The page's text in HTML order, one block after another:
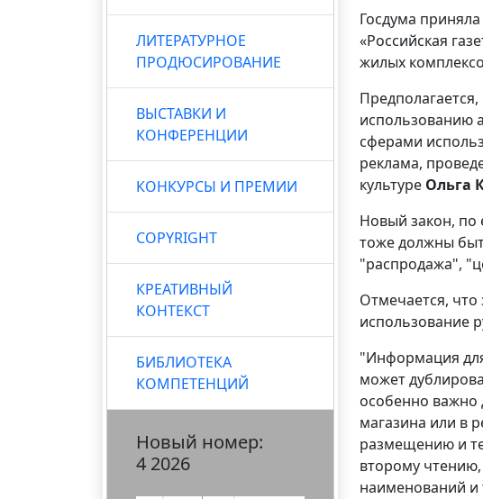
ЛИТЕРАТУРНОЕ
ПРОДЮСИРОВАНИЕ
ВЫСТАВКИ И
КОНФЕРЕНЦИИ
КОНКУРСЫ И ПРЕМИИ
COPYRIGHT
КРЕАТИВНЫЙ
КОНТЕКСТ
БИБЛИОТЕКА
КОМПЕТЕНЦИЙ
Новый номер:
4 2026
Госдума
«Российская
жилых
использованию
сферами
реклама,
культуре Ольга
Новый закон, по
тоже должны
"распродажа",
Отмечается, что
использование
"Информация
может
особенно важно
магазина или в
размещению и
второму
наименований и